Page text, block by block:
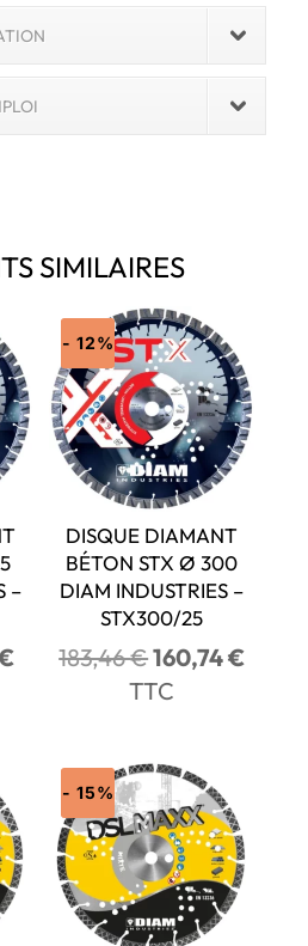
SIMILAIRES
–
Le
57,60 €.
- 12%
DISQUE DIAMANT
BÉTON STX Ø 300
DIAM INDUSTRIES –
STX300/25
183,46€Le
prix
183,46 €.
160,74€Le
TTC
- 15%